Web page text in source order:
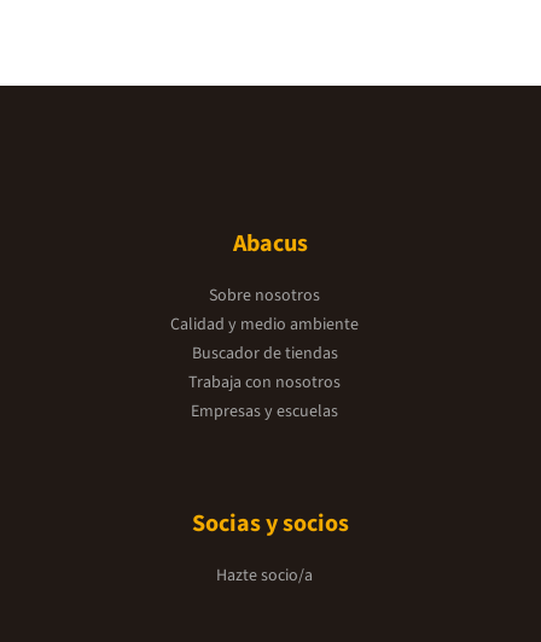
Abacus
Sobre nosotros
Calidad y medio ambiente
Buscador de tiendas
Trabaja con nosotros
Empresas y escuelas
Socias y socios
Hazte socio/a